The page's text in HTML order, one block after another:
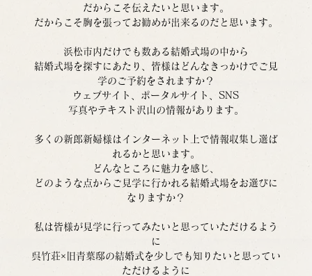
だからこそ伝えたいと思います。
だからこそ胸を張ってお勧めが出来るのだと思います。
浜松市内だけでも数ある結婚式場の中から
結婚式場を探すにあたり、皆様はどんなきっかけでご見
学のご予約をされますか？
ウェブサイト、ポータルサイト、SNS
写真やテキスト沢山の情報があります。
多くの新郎新婦様はインターネット上で情報収集し選ば
れるかと思います。
どんなところに魅力を感じ、
どのような点からご見学に行かれる結婚式場をお選びに
なりますか？
私は皆様が見学に行ってみたいと思っていただけるよう
に
呉竹荘×旧青葉邸の結婚式を少しでも知りたいと思ってい
ただけるように